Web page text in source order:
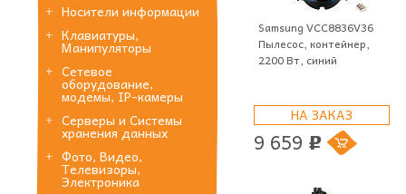
Носители информации
Клавиатуры,
Манипуляторы
Сетевое
оборудование,
модемы, IP-камеры
Серверы и Системы
хранения данных
Фото, Видео,
Телевизоры,
Электроника
Samsung VCC8836V36
Пылесос, контейнер,
2200 Вт, синий
НА ЗАКАЗ
9 659 p